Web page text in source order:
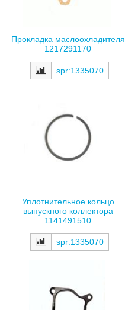
Прокладка маслоохладителя
1217291170
spr:1335070
Уплотнительное кольцо
выпускного коллектора
1141491510
spr:1335070